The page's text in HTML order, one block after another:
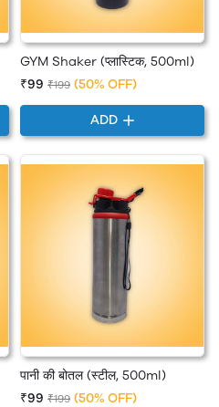
GYM Shaker (प्लास्टिक, 500ml)
₹99 ₹199 (50% OFF)
ADD
पानी की बोतल (स्टील, 500ml)
₹99 ₹199 (50% OFF)